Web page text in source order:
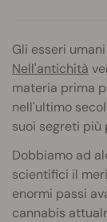
Gli esseri
Nell'antichità
materia prima
nell'ultimo
suoi segreti più
Dobbiamo ad
scientifici il
enormi passi
cannabis